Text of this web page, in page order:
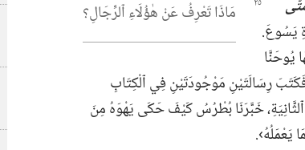
مَاذَا تَعْرِفُ عَنْ هٰؤُلَاءِ ٱلرِّجَالِ؟‏
يَسُوعَ.‏
يُوحَنَّا
رِسَالَتَيْنِ مَوْجُودَتَيْنِ فِي ٱلْكِتَابِ
خَبَّرَنَا بُطْرُسُ كَيْفَ حَكَى يَهْوَهُ مِنَ
يَعْمَلُهُ›.‏